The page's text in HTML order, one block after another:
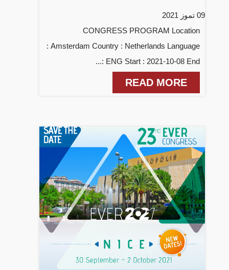
09 تموز 2021
CONGRESS PROGRAM Location
: Amsterdam Country : Netherlands Language
: ENG Start : 2021-10-08 End...
READ MORE